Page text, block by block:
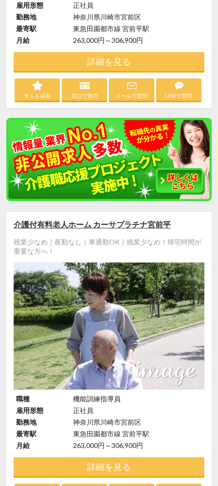
雇用形態
正社員
勤務地
神奈川県川崎市宮前区
最寄駅
東急田園都市線 宮前平駅
月給
263,000円～306,900円
詳細を見る
求人を保存 電話で質問 メールで質問 LINEで質問
介護付有料老人ホーム カーサプラチナ宮前平
残業少なめ｜夜勤なし｜車通勤OK｜残業少なめ！帰宅時間が
重要な方へ！
職種
機能訓練指導員
雇用形態
正社員
勤務地
神奈川県川崎市宮前区
最寄駅
東急田園都市線 宮前平駅
月給
263,000円～306,900円
詳細を見る